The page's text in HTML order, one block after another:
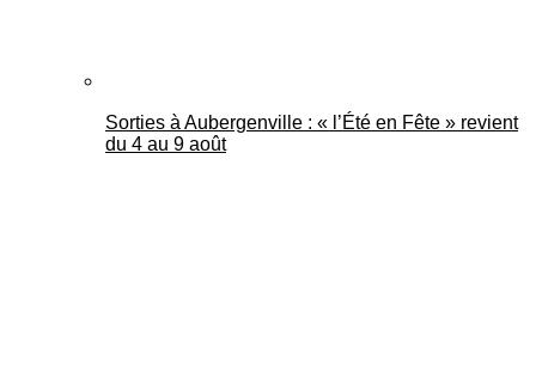
Sorties à Aubergenville : « l’Été en Fête » revient
du 4 au 9 août